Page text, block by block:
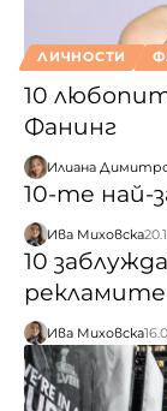
ЛИЧНОСТИ
10
Фанинг
Илиана
10-те най-
Ива Миховска
10
рекламите
Ива Миховска